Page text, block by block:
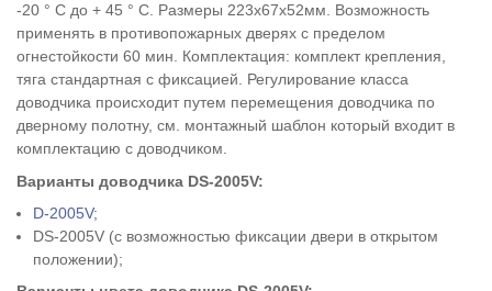
-20 ° С до + 45 ° С. Размеры 223х67х52мм. Возможность
применять в противопожарных дверях с пределом
огнестойкости 60 мин. Комплектация: комплект крепления,
тяга стандартная с фиксацией. Регулирование класса
доводчика происходит путем перемещения доводчика по
дверному полотну, см. монтажный шаблон который входит в
комплектацию с доводчиком.
Варианты доводчика DS-2005V:
D-2005V;
DS-2005V (с возможностью фиксации двери в открытом
положении);